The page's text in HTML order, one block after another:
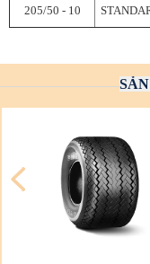
205/50 - 10